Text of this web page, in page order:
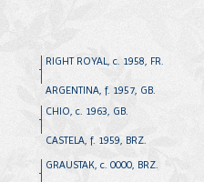
RIGHT ROYAL, c. 1958, FR.
ARGENTINA, f. 1957, GB.
CHIO, c. 1963, GB.
CASTELA, f. 1959, BRZ.
GRAUSTAK, c. 0000, BRZ.